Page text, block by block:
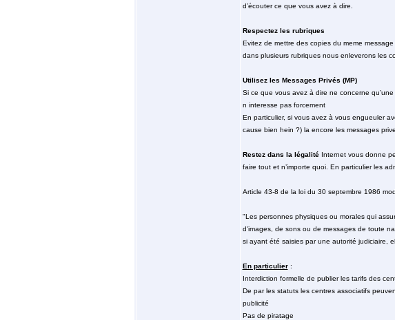
d’écouter ce que vous avez à dire.
Respectez les rubriques
Evitez de mettre des copies du meme
dans plusieurs rubriques nous enleverons les
Utilisez les Messages Privés (MP)
Si ce que vous avez à dire ne concerne
n interesse pas forcement
En particulier, si vous avez à vous engueuler
cause bien hein ?) la encore les messages
Restez dans la légalité Internet vous donne
faire tout et n’importe quoi. En particulier les
Article 43-8 de la loi du 30 septembre 1986
"Les personnes physiques ou morales qui
d'images, de sons ou de messages de toute
si ayant été saisies par une autorité judiciaire,
En particulier:
Interdiction formelle de publier les tarifs des
De par les statuts les centres associatifs
publicité
Pas de piratage